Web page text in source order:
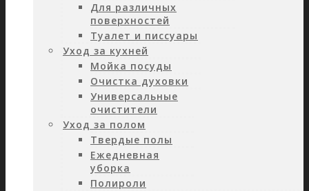
Для различных
поверхностей
Туалет и писсуары
Уход за кухней
Мойка посуды
Очистка духовки
Универсальные
очистители
Уход за полом
Твердые полы
Ежедневная
уборка
Полироли